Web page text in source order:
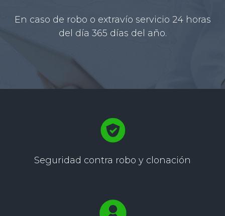
En caso de robo o extravío servicio 24 horas
del día 365 días del año.
Seguridad contra robo y clonación